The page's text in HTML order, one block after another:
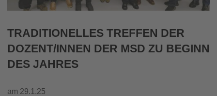
TRADITIONELLES TREFFEN DER
DOZENT/INNEN DER MSD ZU BEGINN
DES JAHRES
am 29.1.25